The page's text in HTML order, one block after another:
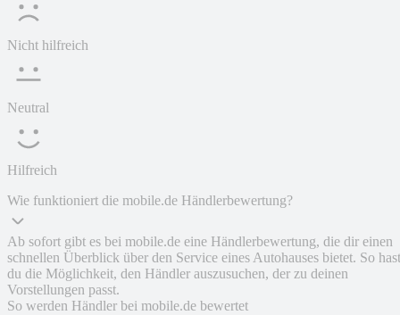
Nicht hilfreich
Neutral
Hilfreich
Wie funktioniert die mobile.de Händlerbewertung?
Ab sofort gibt es bei mobile.de eine Händlerbewertung, die dir einen
schnellen Überblick über den Service eines Autohauses bietet. So hast
du die Möglichkeit, den Händler auszusuchen, der zu deinen
Vorstellungen passt.
So werden Händler bei mobile.de bewertet